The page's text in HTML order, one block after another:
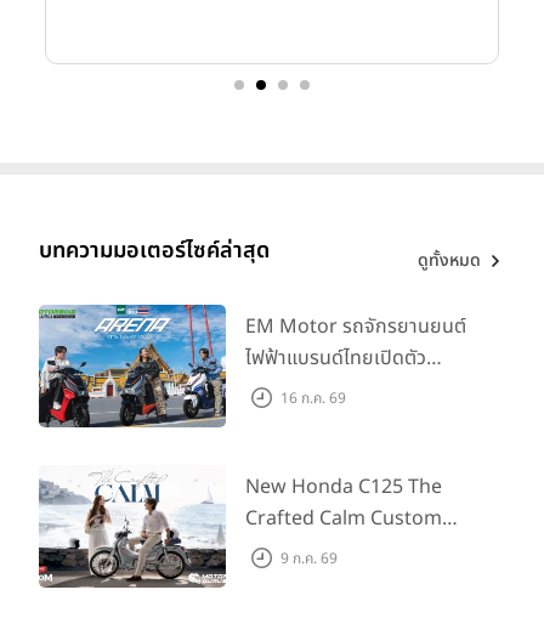
บทความมอเตอร์ไซค์ล่าสุด ดูทั้งหมด
EM Motor รถจักรยานยนต์
ไฟฟ้าแบรนด์ไทยเปิดตัว
ARENA ที่มาในราคาพิเศษ
555 คันแรกรับฟรี Adapter
Type2 ฟรี
16 ก.ค. 69
New Honda C125 The
Crafted Calm Custom
Edition ถ่ายทอดความคลาสสิ
9 ก.ค. 69